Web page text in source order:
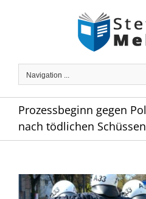
Navigation ...
Prozessbeginn gegen
nach tödlichen
Zeige
grösseres